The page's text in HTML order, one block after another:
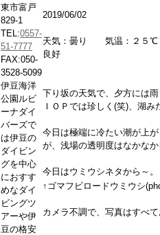
2019/06/02
天気：曇り 気温：２５
良好
下り坂の天気で、夕方には
ＩＯＰでは珍しく(笑)、湖
今日は極端に冷たい潮が上
が、浅場の透明度はなかなか
今日はウミウシネタから～。
↑ゴマフビロードウミウシ
カメラ不調で、写真はすべ
東市富戸
829-1
TEL:0557-
51-7777
FAX:050-
3528-5099
伊豆海洋
公園ルビ
ーナダイ
バーズで
は伊豆の
ダイビン
グを中心
におすす
めなダイ
ビングツ
アーや伊
豆の格安